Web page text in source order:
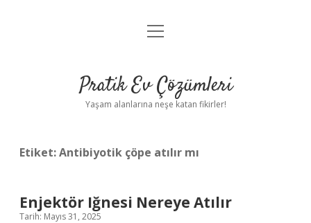
Anasayfa
Yasal Uyarı
menüyü
Pratik Ev Çözümleri
Yaşam alanlarına neşe katan fikirler!
Etiket:Antibiyotik çöpe atılır mı
Enjektör Iğnesi Nereye Atılır
Tarih: Mayıs 31, 2025